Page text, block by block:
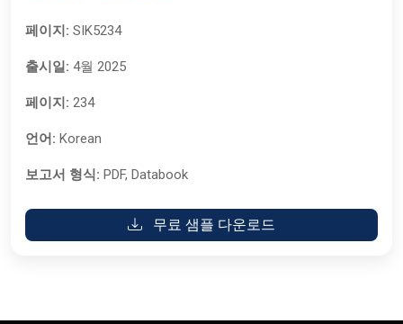
페이지: SIK5234
출시일: 4월 2025
페이지: 234
언어: Korean
보고서 형식: PDF, Databook
무료 샘플 다운로드